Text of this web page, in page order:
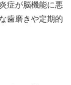
症が脳機能に悪
歯磨きや定期的